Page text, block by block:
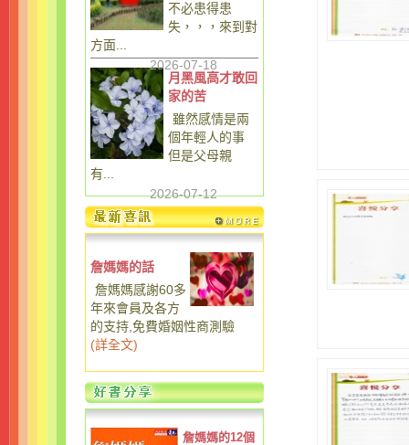
不必患得患
失，，，來到對
方面...
2026-07-18
月黑風高才敢回
家的苦
雖然感情是兩
個年輕人的事
但是父母親
有...
2026-07-12
詹媽媽的話
詹媽媽感謝60多
年來會員及各方
的支持,免費婚姻性商測驗
(詳全文)
詹媽媽的12個